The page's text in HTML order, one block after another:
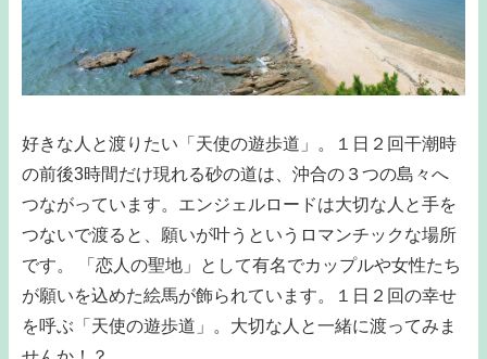
好きな人と渡りたい「天使の遊歩道」。１日２回干潮時
の前後3時間だけ現れる砂の道は、沖合の３つの島々へ
つながっています。エンジェルロードは大切な人と手を
つないで渡ると、願いが叶うというロマンチックな場所
です。 「恋人の聖地」として有名でカップルや女性たち
が願いを込めた絵馬が飾られています。１日２回の幸せ
を呼ぶ「天使の遊歩道」。大切な人と一緒に渡ってみま